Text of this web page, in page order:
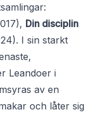
Din disciplin
I sin starkt
Leandoer i
av en
och låter sig